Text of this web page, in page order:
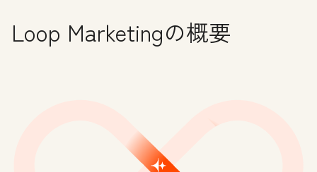
Loop Marketingの概要